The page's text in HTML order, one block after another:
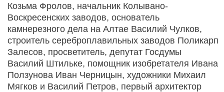
Козьма Фролов, начальник Колывано-
Воскресенских заводов, основатель
камнерезного дела на Алтае Василий Чулков,
строитель сереброплавильных заводов Поликарп
Залесов, просветитель, депутат Госдумы
Василий Штильке, помощник изобретателя Ивана
Ползунова Иван Черницын, художники Михаил
Мягков и Василий Петров, первый архитектор